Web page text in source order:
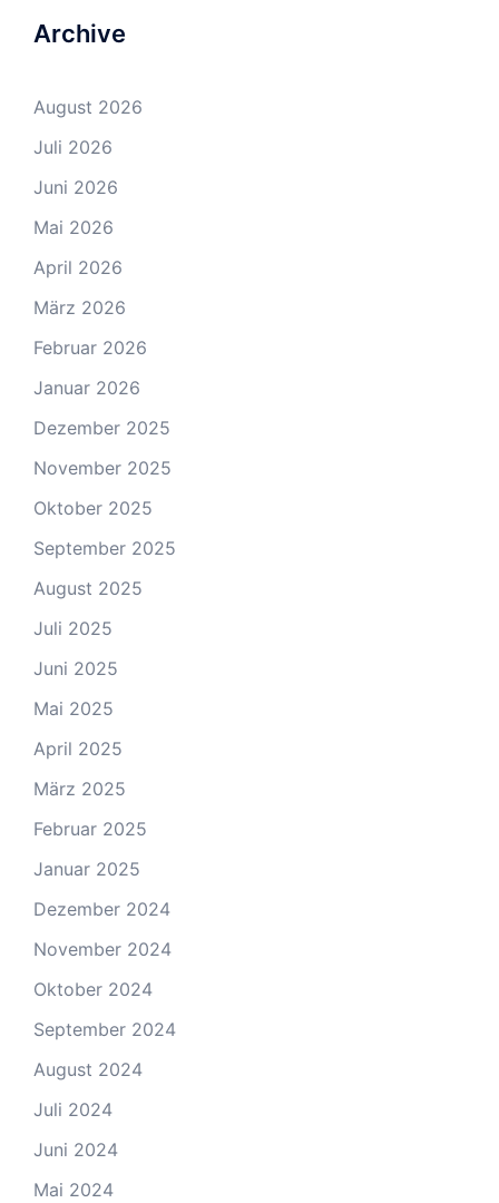
Archive
August 2026
Juli 2026
Juni 2026
Mai 2026
April 2026
März 2026
Februar 2026
Januar 2026
Dezember 2025
November 2025
Oktober 2025
September 2025
August 2025
Juli 2025
Juni 2025
Mai 2025
April 2025
März 2025
Februar 2025
Januar 2025
Dezember 2024
November 2024
Oktober 2024
September 2024
August 2024
Juli 2024
Juni 2024
Mai 2024